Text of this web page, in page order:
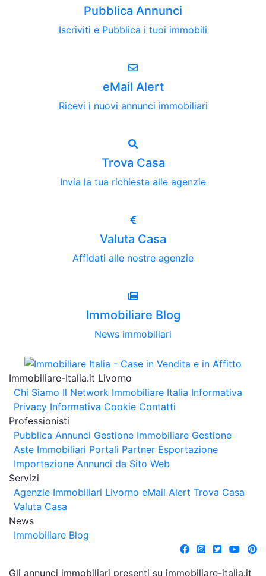
Pubblica Annunci
Iscriviti e Pubblica i tuoi immobili
eMail Alert
Ricevi i nuovi annunci immobiliari
Trova Casa
Invia la tua richiesta alle agenzie
Valuta Casa
Affidati alle nostre agenzie
Immobiliare Blog
News immobiliari
Immobiliare-Italia.it Livorno
Chi Siamo Il Network Immobiliare Italia Informativa
Privacy Informativa Cookie Contatti
Professionisti
Pubblica Annunci Gestione Immobiliare Gestione
Aste Immobiliari Portali Partner Esportazione
Importazione Annunci da Sito Web
Servizi
Agenzie Immobiliari Livorno eMail Alert Trova Casa
Valuta Casa
News
Immobiliare Blog
Gli annunci immobiliari presenti su immobiliare-italia.it